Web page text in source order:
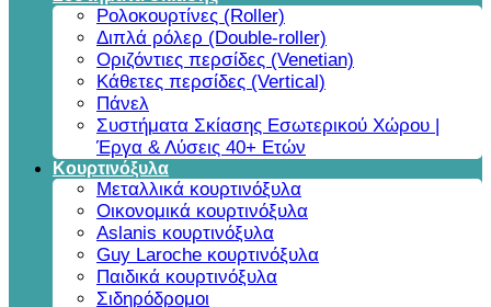
Ρολοκουρτίνες (Roller)
Διπλά ρόλερ (Double-roller)
Οριζόντιες περσίδες (Venetian)
Κάθετες περσίδες (Vertical)
Πάνελ
Συστήματα Σκίασης Εσωτερικού Χώρου |
Έργα & Λύσεις 40+ Ετών
Κουρτινόξυλα
Μεταλλικά κουρτινόξυλα
Οικονομικά κουρτινόξυλα
Aslanis κουρτινόξυλα
Guy Laroche κουρτινόξυλα
Παιδικά κουρτινόξυλα
Σιδηρόδρομοι